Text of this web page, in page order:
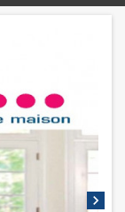
chevron_right